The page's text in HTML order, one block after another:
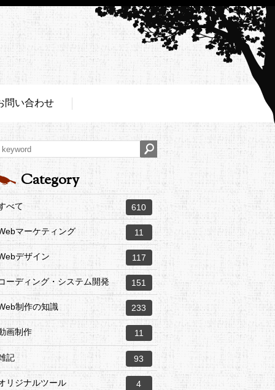
問い合わせ
Category
べて 610
マーケティング 11
デザイン 117
ーディング・システム開発 151
制作の知識 233
画制作 11
記 93
リジナルツール 4